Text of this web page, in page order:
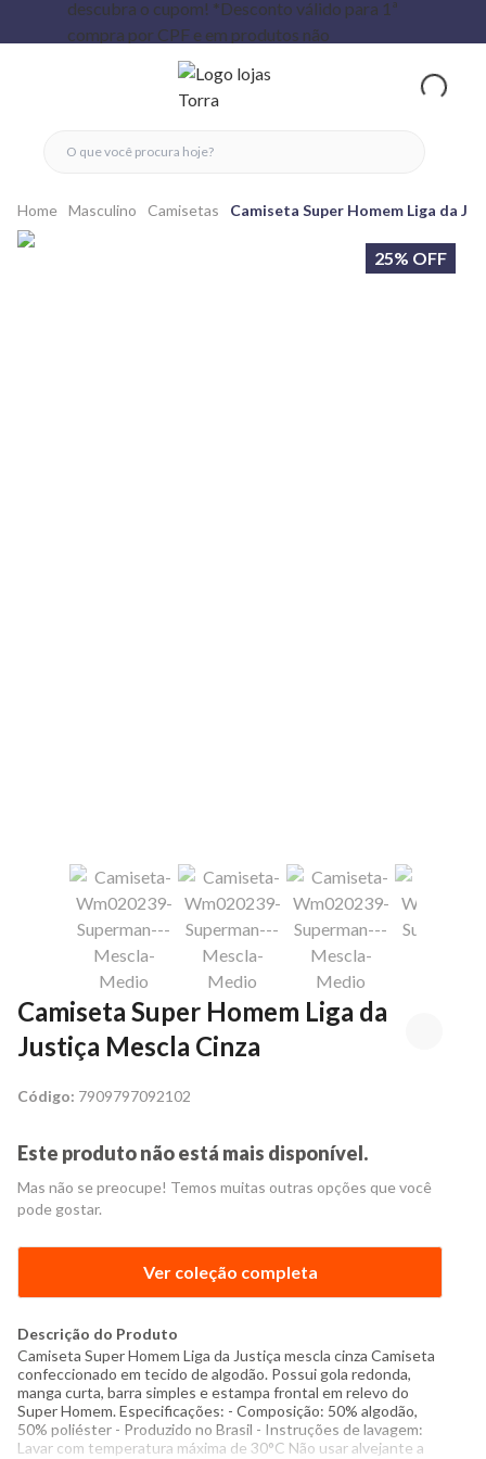
ver
fechar menu
fechar menu
favoritos
Home Masculino Camisetas Camiseta Super Homem Liga da
25% OFF
Camiseta Super Homem Liga da
Justiça Mescla Cinza
Código: 7909797092102
Este produto não está mais disponível.
Mas não se preocupe! Temos muitas outras opções que você
pode gostar.
Ver coleção completa
Descrição do Produto
Camiseta Super Homem Liga da Justiça mescla cinza Camiseta
confeccionado em tecido de algodão. Possui gola redonda,
manga curta, barra simples e estampa frontal em relevo do
Super Homem. Especificações: - Composição: 50% algodão,
50% poliéster - Produzido no Brasil - Instruções de lavagem:
Lavar com temperatura máxima de 30°C Não usar alvejante a